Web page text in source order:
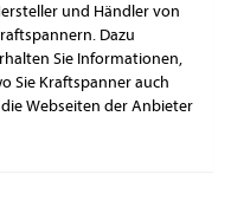
und Händler von
Dazu
Sie Informationen,
Sie Kraftspanner auch
Webseiten der Anbieter